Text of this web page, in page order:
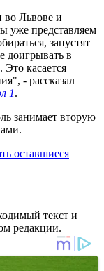
во Львове и
представляем
запустят
доигрывать в
касается
- рассказал
1.
занимает вторую
оставшиеся
текст и
редакции.